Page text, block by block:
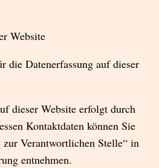
Website
die Datenerfassung auf dieser
dieser Website erfolgt durch
Kontaktdaten können Sie
Verantwortlichen Stelle“ in
entnehmen.